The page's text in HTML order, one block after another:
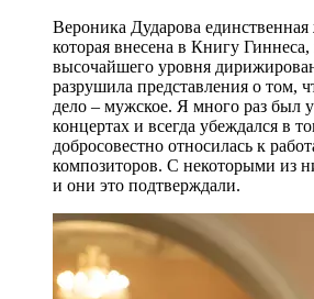
Вероника Дударова
которая внесена в Книгу
высочайшего уровня
разрушила представления о том,
дело – мужское. Я много раз был
концертах и всегда убеждался в
добросовестно относилась к
композиторов. С некоторыми из
и они это подтверждали.